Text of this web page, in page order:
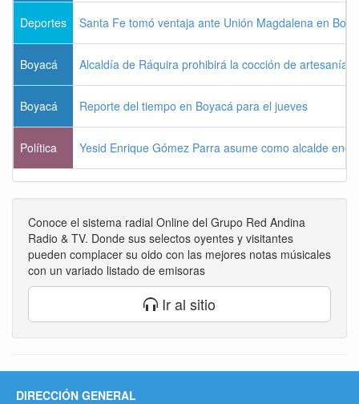
Deportes Santa Fe tomó ventaja ante Unión Magdalena en
Boyacá Alcaldía de Ráquira prohibirá la cocción de
Boyacá Reporte del tiempo en Boyacá para el jueves
Política Yesid Enrique Gómez Parra asume como alcalde
Conoce el sistema radial Online del Grupo Red Andina
Radio & TV. Donde sus selectos oyentes y visitantes
pueden complacer su oido con las mejores notas músicales
con un variado listado de emisoras
Ir al sitio
DIRECCIÓN GENERAL